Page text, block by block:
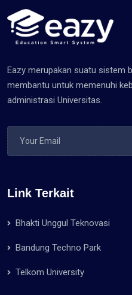
Eazy merupakan suatu sistem
membantu untuk memenuhi
administrasi Universitas.
Link Terkait
Bhakti Unggul Teknovasi
Bandung Techno Park
Telkom University